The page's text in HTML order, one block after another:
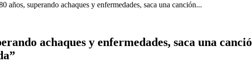
años, superando achaques y enfermedades, saca una canción...
achaques y enfermedades, saca una